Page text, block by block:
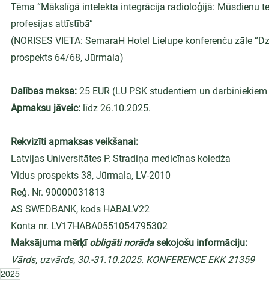
Tēma “Mākslīgā intelekta integrācija radioloģijā: Mūsdienu
profesijas attīstībā”
(NORISES VIETA: SemaraH Hotel Lielupe konferenču zāle
prospekts 64/68, Jūrmala)
Dalības maksa: 25 EUR (LU PSK studentiem un
Apmaksu jāveic: līdz 26.10.2025.
Rekvizīti apmaksas veikšanai:
Latvijas Universitātes P. Stradiņa medicīnas koledža
Vidus prospekts 38, Jūrmala, LV-2010
Reģ. Nr. 90000031813
AS SWEDBANK, kods HABALV22
Konta nr. LV17HABA0551054795302
Maksājuma mērķī obligāti norāda sekojošu informāciju:
Vārds, uzvārds, 30.-31.10.2025. KONFERENCE EKK 21359
2025